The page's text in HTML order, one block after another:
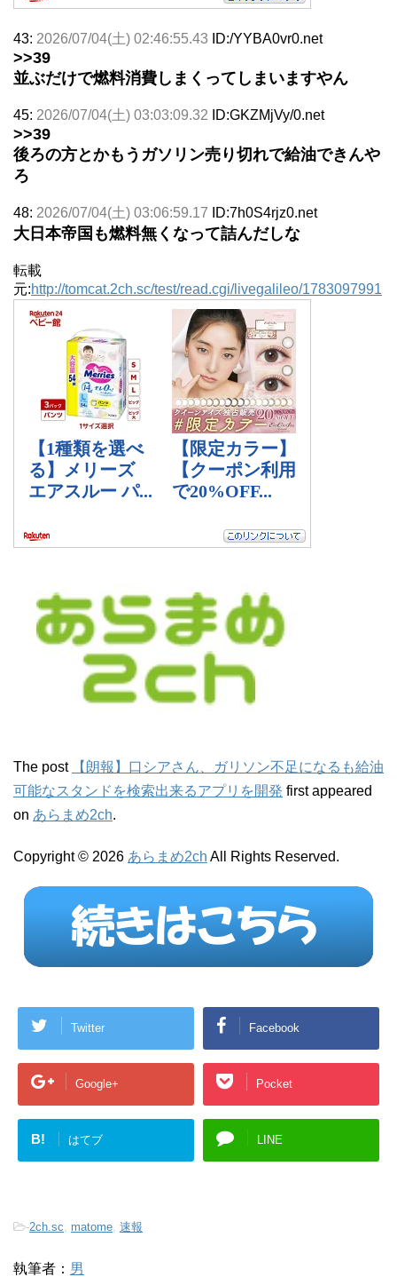
43: 2026/07/04(土) 02:46:55.43 ID:/YYBA0vr0.net
>>39
並ぶだけで燃料消費しまくってしまいますやん
45: 2026/07/04(土) 03:03:09.32 ID:GKZMjVy/0.net
>>39
後ろの方とかもうガソリン売り切れで給油できんや
ろ
48: 2026/07/04(土) 03:06:59.17 ID:7h0S4rjz0.net
大日本帝国も燃料無くなって詰んだしな
転載
元:http://tomcat.2ch.sc/test/read.cgi/livegalileo/1783097991
The post
【朗報】口シアさん、ガリソン不足になるも給油
可能なスタンドを検索出来るアプリを開発 first appeared
on あらまめ2ch.
Copyright © 2026 あらまめ2ch All Rights Reserved.
Twitter Facebook
Google+ Pocket
B! はてブ LINE
-2ch.sc matome 速報
執筆者： 男